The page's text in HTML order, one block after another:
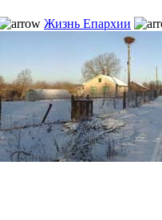
Жизнь Епархии